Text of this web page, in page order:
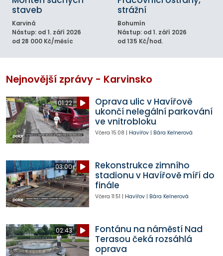
staveb
Karviná
Nástup: od 1. září 2026
od 28 000 Kč/měsíc
strážní
Bohumín
Nástup: od 1. září 2026
od 135 Kč/hod.
Nejnovější zprávy - Karvinsko
01:22
Oprava ulic v Havířově
ukončí nelegální parkování
ve vnitrobloku
Včera 15:08 | Havířov| Bára Kelnerová
03:00
Rekonstrukce zimního
stadionu v Havířově míří do
finále
Včera 11:51 | Havířov| Bára Kelnerová
02:43
Fontánu na náměstí Nad
Terasou čeká rozsáhlá
oprava